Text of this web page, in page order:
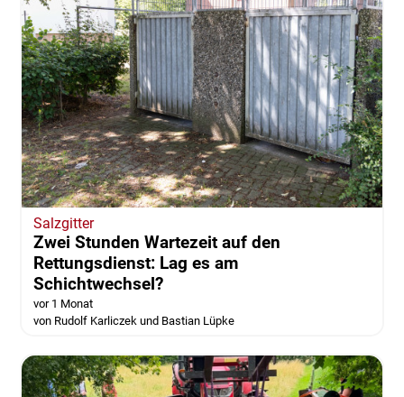
Salzgitter
Zwei Stunden Wartezeit auf den
Rettungsdienst: Lag es am
Schichtwechsel?
vor 1 Monat
von Rudolf Karliczek und Bastian Lüpke